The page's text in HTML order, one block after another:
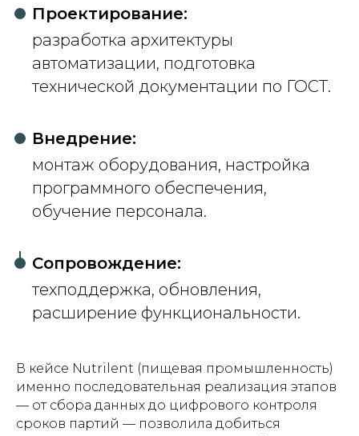
Проектирование:
разработка архитектуры
автоматизации, подготовка
технической документации по ГОСТ.
Внедрение:
монтаж оборудования, настройка
программного обеспечения,
обучение персонала.
Сопровождение:
техподдержка, обновления,
расширение функциональности.
В кейсе Nutrilent (пищевая промышленность)
именно последовательная реализация этапов
— от сбора данных до цифрового контроля
сроков партий — позволила добиться